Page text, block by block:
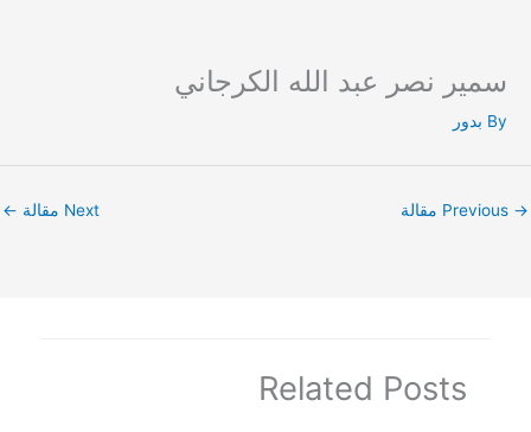
Skip
content
سمير نصر عبد الله الكرجاني
By بدور
→ Next مقالة ←
Related Posts